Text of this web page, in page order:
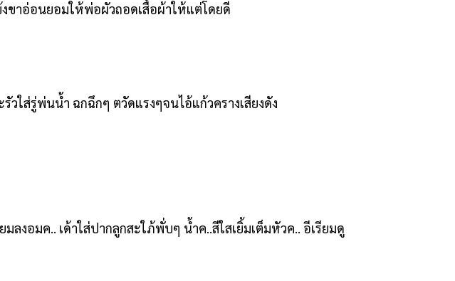
งขาอ่อนยอมให้พ่อผัวถอดเสื้อผ้าให้แต่โดยดี
วใส่รู่พ่นน้ำ ฉกฉึกๆ ตวัดแรงๆจนไอ้แก้วครางเสียงดัง
ลงอมค.. เด้าใส่ปากลูกสะใภ้พั่บๆ น้ำค..สีใสเยิ้มเต็มหัวค.. อีเรียมดู